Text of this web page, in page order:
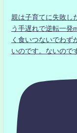
親は子育てに失敗し
う手遅れで逆転一発
く食いつないでわず
いのです。ないので